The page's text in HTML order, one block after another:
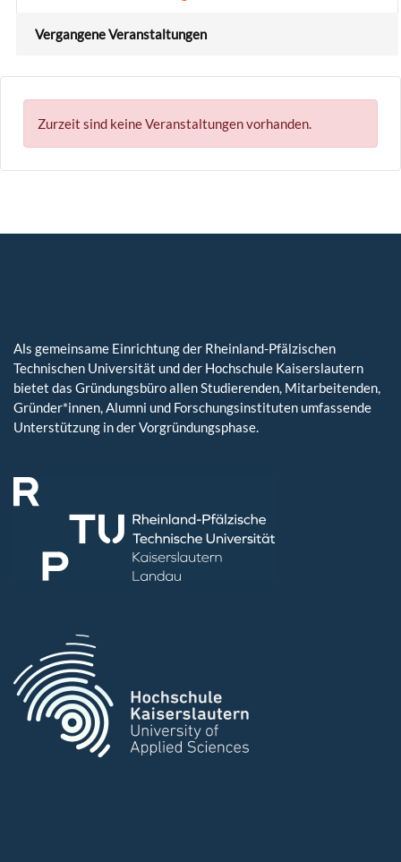
Vergangene Veranstaltungen
Zurzeit sind keine Veranstaltungen vorhanden.
Als gemeinsame Einrichtung der Rheinland-Pfälzischen
Technischen Universität und der Hochschule Kaiserslautern
bietet das Gründungsbüro allen Studierenden, Mitarbeitenden,
Gründer*innen, Alumni und Forschungsinstituten umfassende
Unterstützung in der Vorgründungsphase.